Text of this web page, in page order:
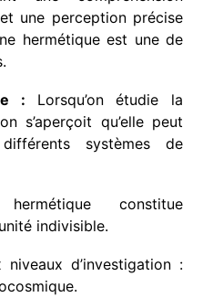
une perception précise
hermétique est une de
: Lorsqu’on étudie la
s’aperçoit qu’elle peut
systèmes de
constitue
indivisible.
d’investigation :